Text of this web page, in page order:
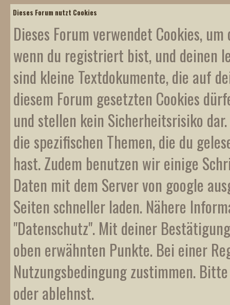
Dieses Forum nutzt Cookies
Dieses Forum verwendet Cookies,
wenn du registriert bist, und deinen
sind kleine Textdokumente, die auf
diesem Forum gesetzten Cookies
und stellen kein Sicherheitsrisiko
die spezifischen Themen, die du
hast. Zudem benutzen wir einige
Daten mit dem Server von google
Seiten schneller laden. Nähere
"Datenschutz". Mit deiner
oben erwähnten Punkte. Bei einer
Nutzungsbedingung zustimmen.
oder ablehnst.